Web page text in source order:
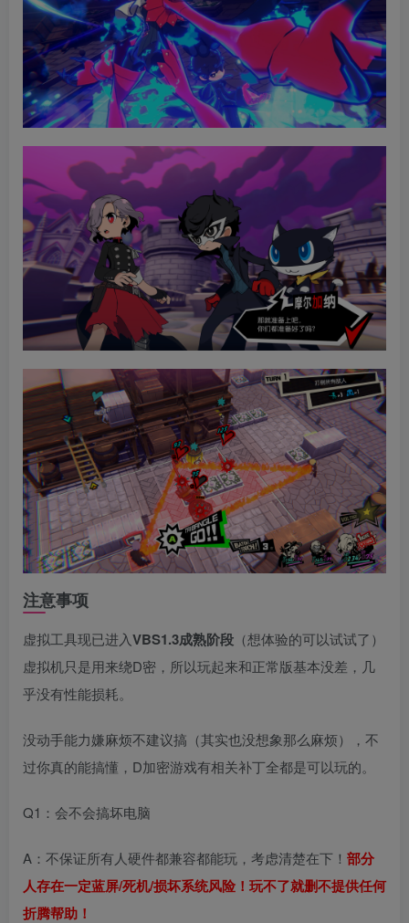
注意事项
虚拟工具现已进入VBS1.3成熟阶段 （想体验的可以试试了）
虚拟机只是用来绕D密，所以玩起来和正常版基本没差，几
乎没有性能损耗。
没动手能力嫌麻烦不建议搞（其实也没想象那么麻烦），不
过你真的能搞懂，D加密游戏有相关补丁全都是可以玩的。
Q1：会不会搞坏电脑
A：不保证所有人硬件都兼容都能玩，考虑清楚在下！ 部分
人存在一定蓝屏/死机/损坏系统风险！玩不了就删不提供任何
折腾帮助！